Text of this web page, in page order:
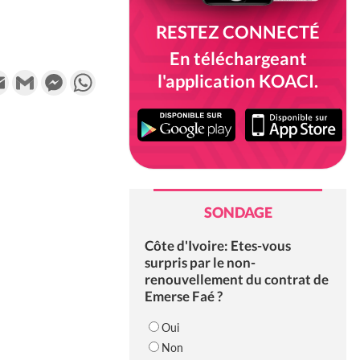
Email Gmail Messenger
RESTEZ CONNECTÉ
En téléchargeant
l'application KOACI.
SONDAGE
Côte d'Ivoire: Etes-vous
surpris par le non-
renouvellement du contrat de
Emerse Faé ?
Oui
Non